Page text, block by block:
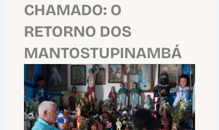
CHAMADO: O
RETORNO DOS
MANTOSTUPINAMBÁ